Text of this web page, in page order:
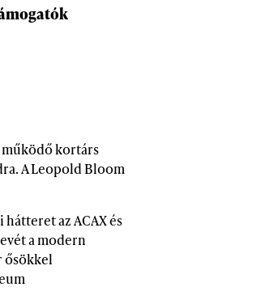
kortárs
A Leopold Bloom
az ACAX és
a modern
ősökkel